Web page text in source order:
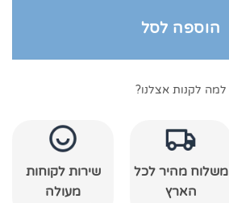
הוספה לסל
למה לקנות אצלנו?
משלוח מהיר לכל
הארץ
שירות לקוחות
מעולה